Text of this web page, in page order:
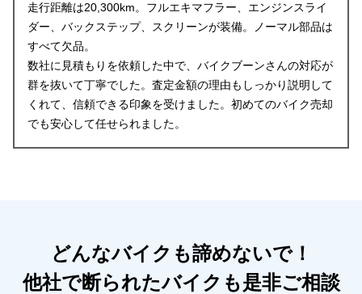
走行距離は20,300km。フルエキマフラー、エンジンスライ
ダー、バックステップ、スクリーンが装備。ノーマル部品は
すべて欠品。
数社に見積もりを依頼した中で、バイクブーンさんの対応が
群を抜いて丁寧でした。査定金額の理由もしっかり説明して
くれて、信頼できる印象を受けました。初めてのバイク売却
でも安心して任せられました。
どんなバイクも諦めないで！
他社で断られたバイクも是非ご相談